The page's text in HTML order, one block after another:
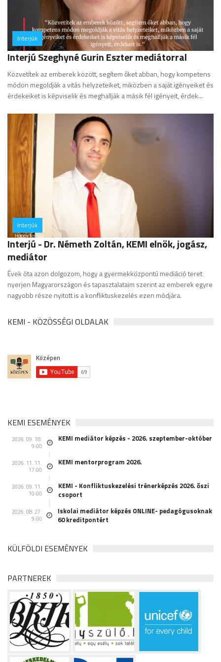
Interjúk
hozzászólás
Interjú Szeghyné Gurin Eszter mediátorral
Közvetítek az emberek között, segítem őket abban, hogy kompetens
módon megoldják a vitás helyzeteiket, miközben a saját igényeiket és
érdekeiket is képviselik és meghallják a másik fél igényeit, érdek...
Interjúk
hozzászólás
Interjú - Dr. Németh Zoltán, KEMI elnök, jogász,
mediátor
Évek óta azon dolgozom, hogy a gyermekközpontú mediáció teret
nyerjen Magyarországon és tapasztalataim szerint az emberek egyre
nagyobb része nyitott is a konfliktuskezelés ezen módjára.
KEMI - KÖZÖSSÉGI OLDALAK
KEMI ESEMÉNYEK
2026. 09. 18.
9:00
KEMI mediátor képzés - 2026. szeptember-október
2026. 11. 11.
17:00
KEMI mentorprogram 2026.
2026. 09. 11.
10:00
KEMI - Konfliktuskezelési trénerképzés 2026. őszi
csoport
2026. 08. 27.
9:00
Iskolai mediátor képzés ONLINE- pedagógusoknak
60 kreditpontért
KÜLFÖLDI ESEMÉNYEK
PARTNEREK